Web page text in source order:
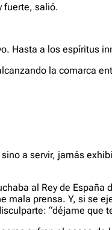
fuerte, salió.
Hasta a los espíritus
la comarca
a servir, jamás
al Rey de
prensa. Y, si se
“déjame que